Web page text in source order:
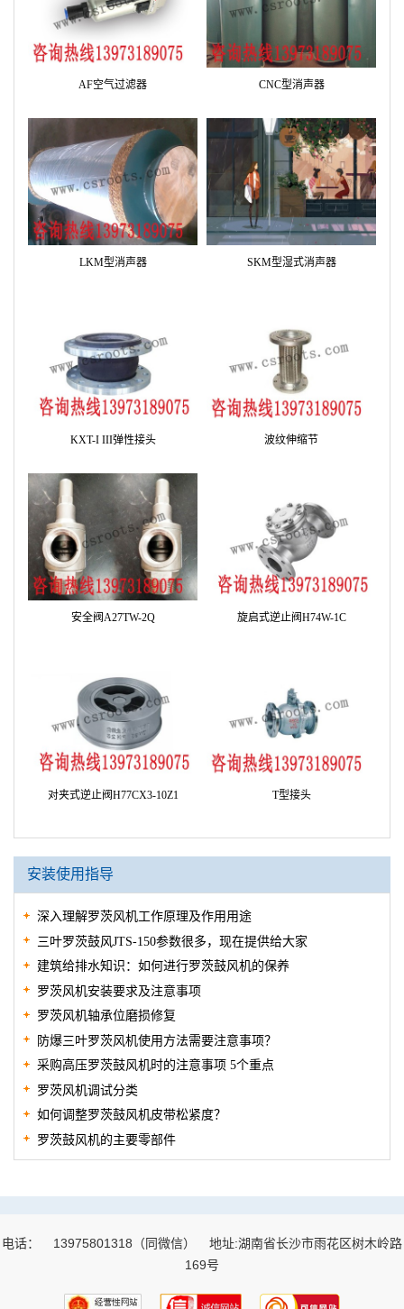
AF空气过滤器 CNC型消声器
LKM型消声器 SKM型湿式消声器
KXT-I III弹性接头 波纹伸缩节
安全阀A27TW-2Q 旋启式逆止阀H74W-1C
对夹式逆止阀H77CX3-10Z1 T型接头
安装使用指导
深入理解罗茨风机工作原理及作用用途
三叶罗茨鼓风JTS-150参数很多，现在提供给大家
建筑给排水知识：如何进行罗茨鼓风机的保养
罗茨风机安装要求及注意事项
罗茨风机轴承位磨损修复
防爆三叶罗茨风机使用方法需要注意事项？
采购高压罗茨鼓风机时的注意事项 5个重点
罗茨风机调试分类
如何调整罗茨鼓风机皮带松紧度？
罗茨鼓风机的主要零部件
电话： 13975801318（同微信）
地址:湖南省长沙市雨花区树木岭路
169号